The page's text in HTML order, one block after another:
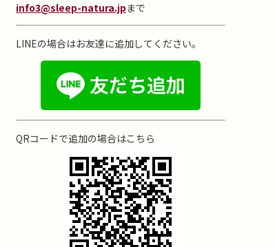
info3@sleep-natura.jpまで
LINEの場合はお友達に追加してください。
QRコードで追加の場合はこちら